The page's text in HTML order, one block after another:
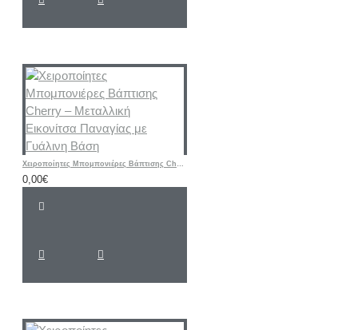
Χειροποίητες Μπομπονιέρες Βάπτισης Cherry – Μεταλλική Εικονίτσα Παναγίας με Γυάλινη Βάση
0,00€